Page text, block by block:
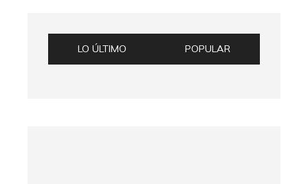
LO ÚLTIMO POPULAR